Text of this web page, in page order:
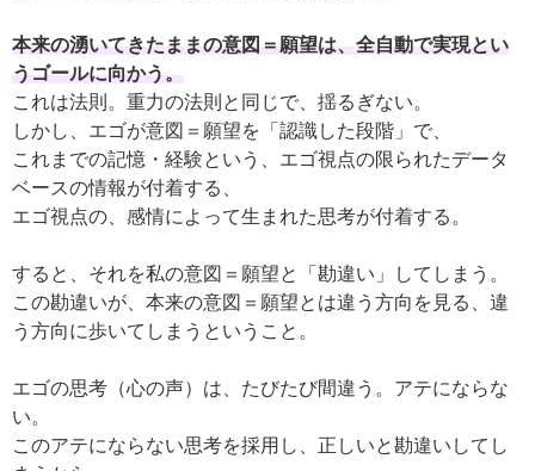
本来の湧いてきたままの意図＝願望は、全自動で実現とい
うゴールに向かう。
これは法則。重力の法則と同じで、揺るぎない。
しかし、エゴが意図＝願望を「認識した段階」で、
これまでの記憶・経験という、エゴ視点の限られたデータ
ベースの情報が付着する、
エゴ視点の、感情によって生まれた思考が付着する。
すると、それを私の意図＝願望と「勘違い」してしまう。
この勘違いが、本来の意図＝願望とは違う方向を見る、違
う方向に歩いてしまうということ。
エゴの思考（心の声）は、たびたび間違う。アテにならな
い。
このアテにならない思考を採用し、正しいと勘違いしてし